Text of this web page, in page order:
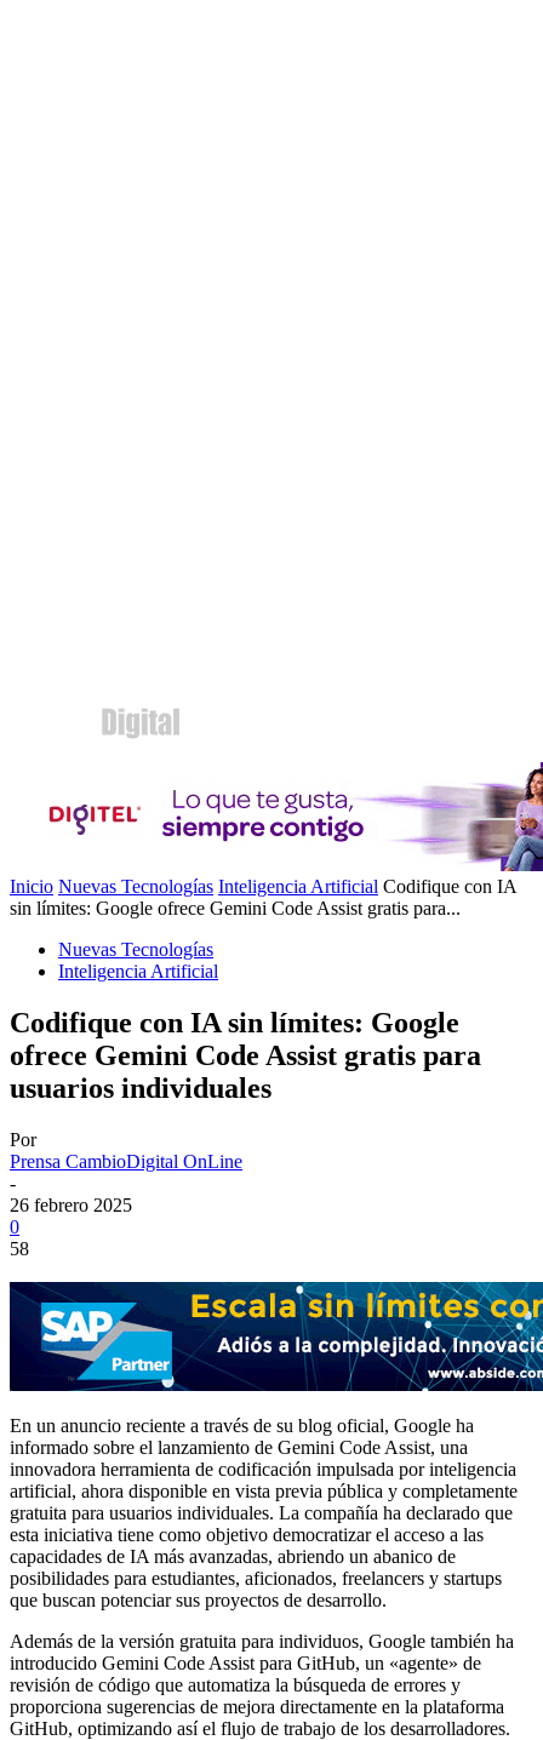
Inicio Nuevas Tecnologías Inteligencia Artificial Codifique con IA
sin límites: Google ofrece Gemini Code Assist gratis para...
Nuevas Tecnologías
Inteligencia Artificial
Codifique con IA sin límites: Google
ofrece Gemini Code Assist gratis para
usuarios individuales
Por
Prensa CambioDigital OnLine
-
26 febrero 2025
0
58
En un anuncio reciente a través de su blog oficial, Google ha
informado sobre el lanzamiento de Gemini Code Assist, una
innovadora herramienta de codificación impulsada por inteligencia
artificial, ahora disponible en vista previa pública y completamente
gratuita para usuarios individuales. La compañía ha declarado que
esta iniciativa tiene como objetivo democratizar el acceso a las
capacidades de IA más avanzadas, abriendo un abanico de
posibilidades para estudiantes, aficionados, freelancers y startups
que buscan potenciar sus proyectos de desarrollo.
Además de la versión gratuita para individuos, Google también ha
introducido Gemini Code Assist para GitHub, un «agente» de
revisión de código que automatiza la búsqueda de errores y
proporciona sugerencias de mejora directamente en la plataforma
GitHub, optimizando así el flujo de trabajo de los desarrolladores.